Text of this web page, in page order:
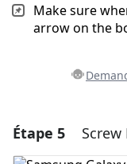
Make sure
arrow on the
Étape 5 Screw